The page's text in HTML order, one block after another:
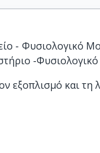
- Φυσιολογικό
-
εξοπλισμό και τη